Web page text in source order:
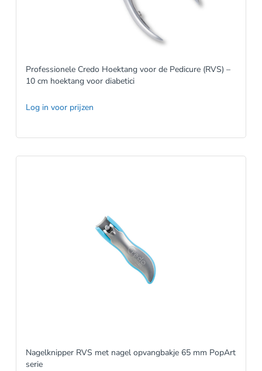
Professionele Credo Hoektang voor de Pedicure (RVS) –
10 cm hoektang voor diabetici
Log in voor prijzen
Nagelknipper RVS met nagel opvangbakje 65 mm PopArt
serie